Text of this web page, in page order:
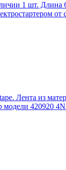
1 шт.
Лента из
420920